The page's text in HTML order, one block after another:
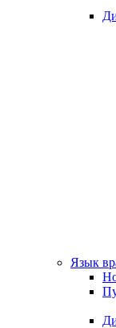
Язык